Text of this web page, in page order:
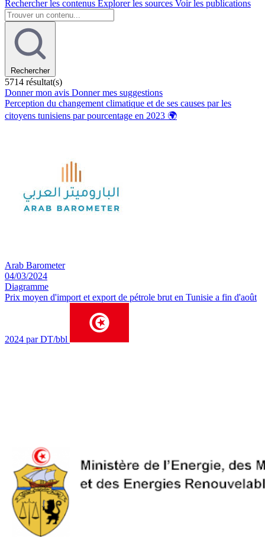
Rechercher les contenus Explorer les sources Voir les publications
Rechercher
5714 résultat(s)
Donner mon avis Donner mes suggestions
Perception du changement climatique et de ses causes par les
citoyens tunisiens par pourcentage en 2023 🌍️
Arab Barometer
04/03/2024
Diagramme
Prix moyen d'import et export de pétrole brut en Tunisie a fin d'août
2024 par DT/bbl